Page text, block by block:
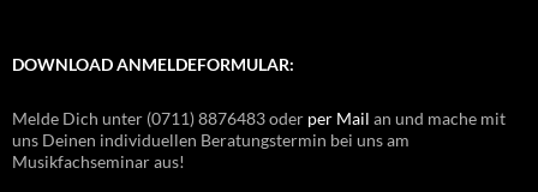
DOWNLOAD ANMELDEFORMULAR:
Melde Dich unter (0711) 8876483 oder per Mail an und mache mit
uns Deinen individuellen Beratungstermin bei uns am
Musikfachseminar aus!